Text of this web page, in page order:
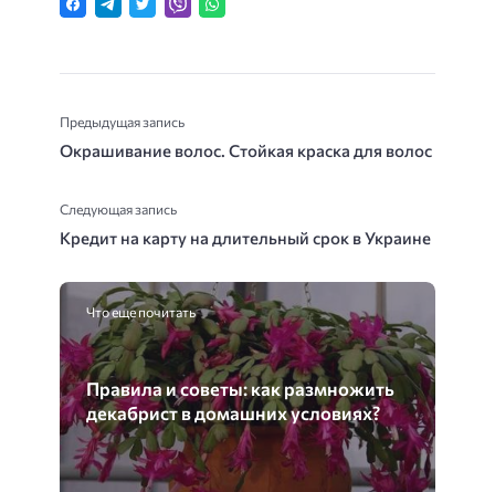
Предыдущая запись
Окрашивание волос. Стойкая краска для волос
Следующая запись
Кредит на карту на длительный срок в Украине
Что еще почитать
Правила и советы: как размножить
декабрист в домашних условиях?